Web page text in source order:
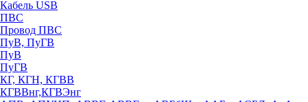
Кабель USB
ПВС
Провод ПВС
ПуВ, ПуГВ
ПуВ
ПуГВ
КГ, КГН, КГВВ
КГВВнг,КГВЭнг